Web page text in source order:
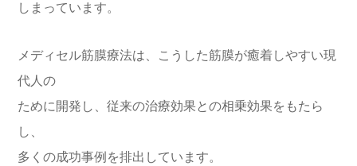
しまっています。
メディセル筋膜療法は、こうした筋膜が癒着しやすい現
代人の
ために開発し、従来の治療効果との相乗効果をもたら
し、
多くの成功事例を排出しています。